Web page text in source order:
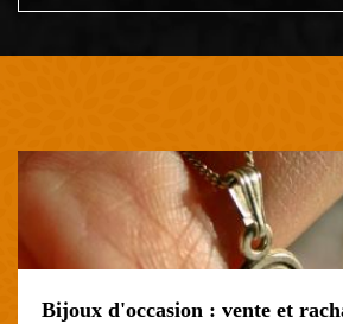
Bijoux d'occasion : vente et